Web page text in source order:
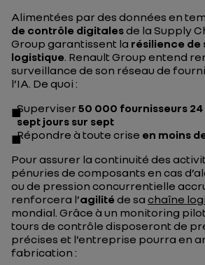
Alimentées par des données en
de contrôle digitalesde la Supply
Group garantissent la résilience de
logistique. Renault Group entend
surveillance de son réseau de
l’IA. De quoi :
Superviser50 000 fournisseurs 24
sept jours sur sept
Répondre à toute crise en moins
Pour assurer la continuité des
pénuries de composants en cas
ou de pression concurrentielle
renforcera l’agilité de sa chaîne
mondial. Grâce à un monitoring
tours de contrôle disposeront de
précises et l’entreprise pourra en
fabrication :